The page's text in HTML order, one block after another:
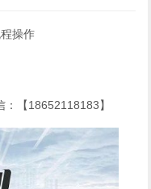
操作
【18652118183】